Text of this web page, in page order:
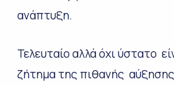
ανάπτυξη.
Τελευταίο αλλά όχι ύστατο
ζήτημα της πιθανής